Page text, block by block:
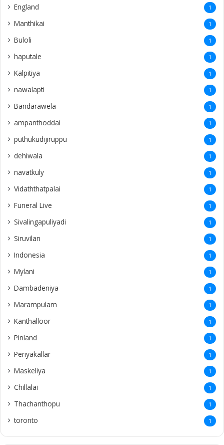
England 1
Manthikai 1
Buloli 1
haputale 1
Kalpitiya 1
nawalapti 1
Bandarawela 1
ampanthoddai 1
puthukudijiruppu 1
dehiwala 1
navatkuly 1
Vidaththatpalai 1
Funeral Live 1
Sivalingapuliyadi 1
Siruvilan 1
Indonesia 1
Mylani 1
Dambadeniya 1
Marampulam 1
Kanthalloor 1
Pinland 1
Periyakallar 1
Maskeliya 1
Chillalai 1
Thachanthopu 1
toronto 1